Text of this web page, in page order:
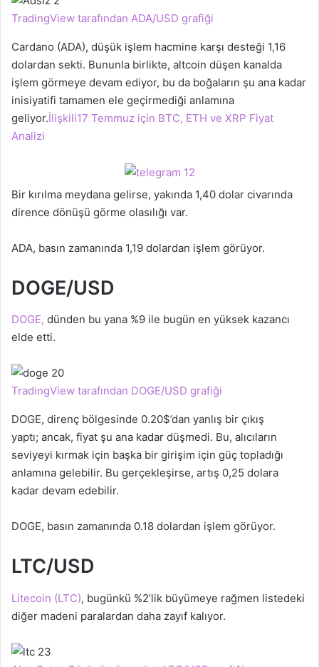
TradingView tarafından ADA/USD grafiği
Cardano (ADA), düşük işlem hacmine karşı desteği 1,16
dolardan sekti. Bununla birlikte, altcoin düşen kanalda
işlem görmeye devam ediyor, bu da boğaların şu ana kadar
inisiyatifi tamamen ele geçirmediği anlamına
geliyor.İlişkili17 Temmuz için BTC, ETH ve XRP Fiyat
Analizi
Bir kırılma meydana gelirse, yakında 1,40 dolar civarında
dirence dönüşü görme olasılığı var.
ADA, basın zamanında 1,19 dolardan işlem görüyor.
DOGE/USD
DOGE, dünden bu yana %9 ile bugün en yüksek kazancı
elde etti.
TradingView tarafından DOGE/USD grafiği
DOGE, direnç bölgesinde 0.20$’dan yanlış bir çıkış
yaptı; ancak, fiyat şu ana kadar düşmedi. Bu, alıcıların
seviyeyi kırmak için başka bir girişim için güç topladığı
anlamına gelebilir. Bu gerçekleşirse, artış 0,25 dolara
kadar devam edebilir.
DOGE, basın zamanında 0.18 dolardan işlem görüyor.
LTC/USD
Litecoin (LTC), bugünkü %2’lik büyümeye rağmen listedeki
diğer madeni paralardan daha zayıf kalıyor.